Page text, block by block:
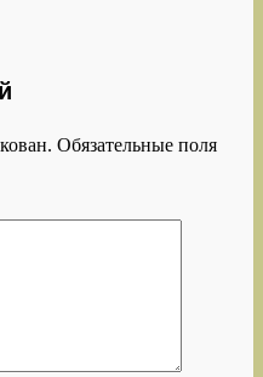
Обязательные поля